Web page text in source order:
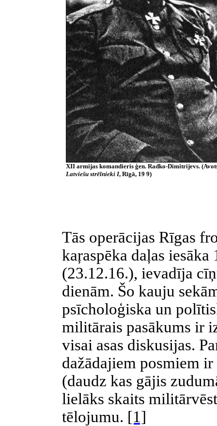
XII armijas komandieris ģen. Radko-Dimitrijevs.
Latviešu strēlnieki I, Rīgā, 19 9)
Tās operācijas Rīgas
kaŗaspēka daļas
(23.12.16.), ievadīja
dienām. Šo kauju
psīcholoģiska un
militārais pasākums ir
visai asas diskusijas.
dažādajiem posmiem
(daudz kas gājis
lielāks skaits
tēlojumu. [1]